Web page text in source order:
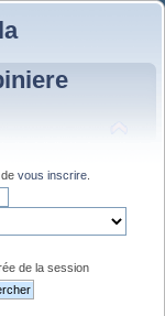
vous inscrire
de la session